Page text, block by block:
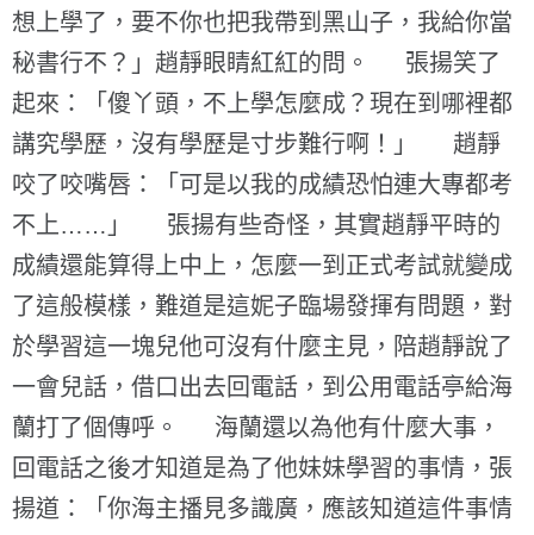
想上學了，要不你也把我帶到黑山子，我給你當
秘書行不？」趙靜眼睛紅紅的問。 張揚笑了
起來：「傻丫頭，不上學怎麼成？現在到哪裡都
講究學歷，沒有學歷是寸步難行啊！」 趙靜
咬了咬嘴唇：「可是以我的成績恐怕連大專都考
不上……」 張揚有些奇怪，其實趙靜平時的
成績還能算得上中上，怎麼一到正式考試就變成
了這般模樣，難道是這妮子臨場發揮有問題，對
於學習這一塊兒他可沒有什麼主見，陪趙靜說了
一會兒話，借口出去回電話，到公用電話亭給海
蘭打了個傳呼。 海蘭還以為他有什麼大事，
回電話之後才知道是為了他妹妹學習的事情，張
揚道：「你海主播見多識廣，應該知道這件事情